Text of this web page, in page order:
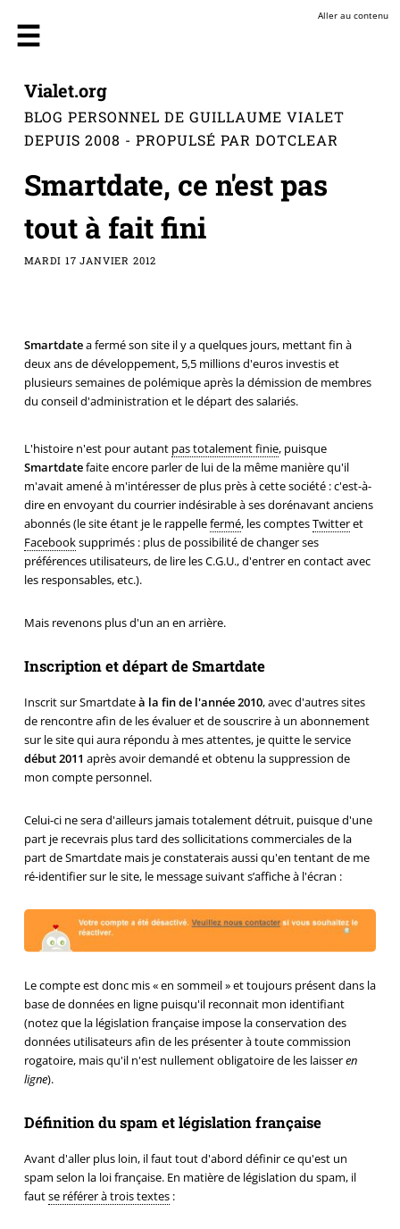
Aller au contenu
Vialet.org
BLOG PERSONNEL DE GUILLAUME VIALET
DEPUIS 2008 - PROPULSÉ PAR DOTCLEAR
Smartdate, ce n'est pas
tout à fait fini
MARDI 17 JANVIER 2012
Smartdatea fermé son site il y a quelques jours, mettant fin à
deux ans de développement, 5,5 millions d'euros investis et
plusieurs semaines de polémique après la démission de membres
du conseil d'administration et le départ des salariés.
L'histoire n'est pour autant pas totalement finie, puisque
Smartdatefaite encore parler de lui de la même manière qu'il
m'avait amené à m'intéresser de plus près à cette société : c'est-à-
dire en envoyant du courrier indésirable à ses dorénavant anciens
abonnés (le site étant je le rappellefermé, les comptesTwitteret
Facebooksupprimés : plus de possibilité de changer ses
préférences utilisateurs, de lire les C.G.U., d'entrer en contact avec
les responsables, etc.).
Mais revenons plus d'un an en arrière.
Inscription et départ de Smartdate
Inscrit sur Smartdateà la fin de l'année 2010, avec d'autres sites
de rencontre afin de les évaluer et de souscrire à un abonnement
sur le site qui aura répondu à mes attentes, je quitte le service
début 2011 après avoir demandé et obtenu la suppression de
mon compte personnel.
Celui-ci ne sera d'ailleurs jamais totalement détruit, puisque d'une
part je recevrais plus tard des sollicitations commerciales de la
part de Smartdate mais je constaterais aussi qu'en tentant de me
ré-identifier sur le site, le message suivant s’affiche à l'écran :
Le compte est donc mis « en sommeil » et toujours présent dans la
base de données en ligne puisqu'il reconnait mon identifiant
(notez que la législation française impose la conservation des
données utilisateurs afin de les présenter à toute commission
rogatoire, mais qu'il n'est nullement obligatoire de les laisseren
ligne).
Définition du spam et législation française
Avant d'aller plus loin, il faut tout d'abord définir ce qu'est un
spam selon la loi française. En matière de législation du spam, il
fautse référer à trois textes: